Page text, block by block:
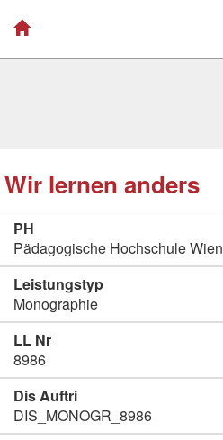
Wir lernen anders
PH
Pädagogische Hochschule Wien
Leistungstyp
Monographie
LL Nr
8986
Dis Auftri
DIS_MONOGR_8986